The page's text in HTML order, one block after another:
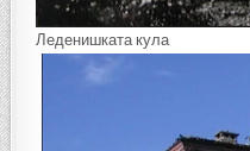
Леденишката кула